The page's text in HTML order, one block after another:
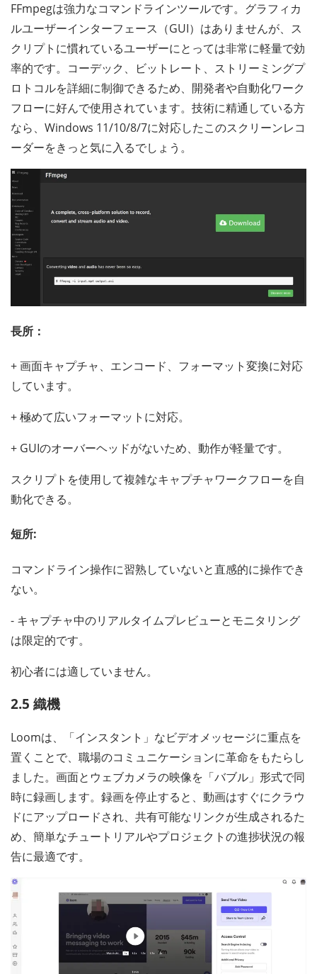
FFmpegは強力なコマンドラインツールです。グラフィカ
ルユーザーインターフェース（GUI）はありませんが、ス
クリプトに慣れているユーザーにとっては非常に軽量で効
率的です。コーデック、ビットレート、ストリーミングプ
ロトコルを詳細に制御できるため、開発者や自動化ワーク
フローに好んで使用されています。技術に精通している方
なら、Windows 11/10/8/7に対応したこのスクリーンレコ
ーダーをきっと気に入るでしょう。
長所：
+ 画面キャプチャ、エンコード、フォーマット変換に対応
しています。
+ 極めて広いフォーマットに対応。
+ GUIのオーバーヘッドがないため、動作が軽量です。
スクリプトを使用して複雑なキャプチャワークフローを自
動化できる。
短所:
コマンドライン操作に習熟していないと直感的に操作でき
ない。
- キャプチャ中のリアルタイムプレビューとモニタリング
は限定的です。
初心者には適していません。
2.5 織機
Loomは、「インスタント」なビデオメッセージに重点を
置くことで、職場のコミュニケーションに革命をもたらし
ました。画面とウェブカメラの映像を「バブル」形式で同
時に録画します。録画を停止すると、動画はすぐにクラウ
ドにアップロードされ、共有可能なリンクが生成されるた
め、簡単なチュートリアルやプロジェクトの進捗状況の報
告に最適です。